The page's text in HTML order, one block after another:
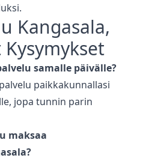
Kangasala,
samalle päivälle?
paikkakunnallasi
jopa tunnin parin
maksaa
?